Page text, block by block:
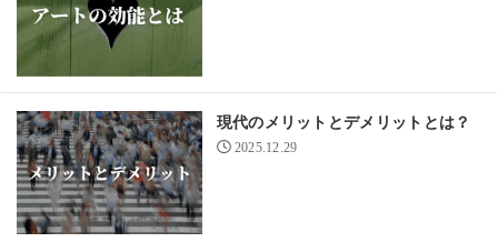
現代のメリットとデメリットとは？
2025.12.29